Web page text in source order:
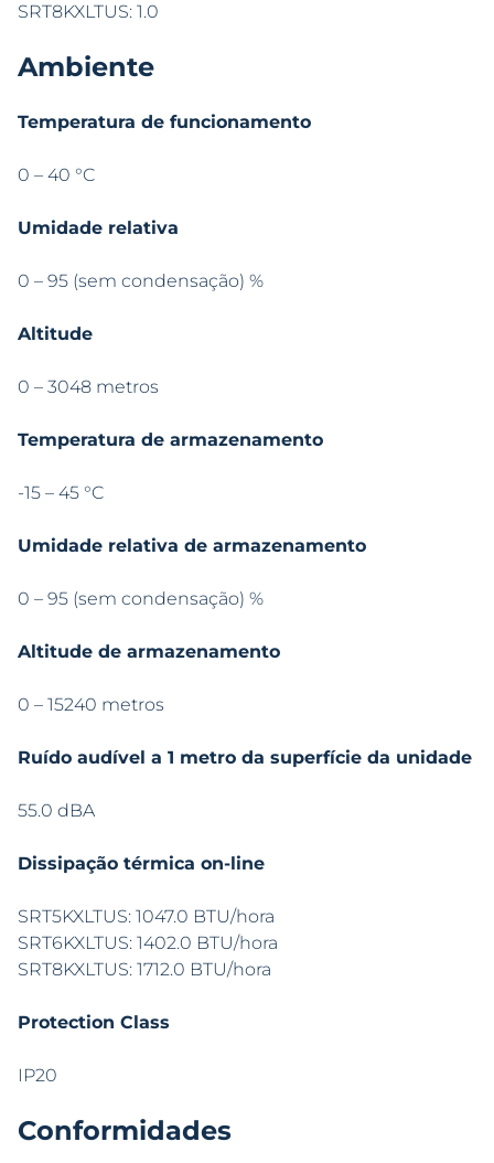
SRT8KXLTUS: 1.0
Ambiente
Temperatura de funcionamento
0 – 40 °C
Umidade relativa
0 – 95 (sem condensação) %
Altitude
0 – 3048 metros
Temperatura de armazenamento
-15 – 45 °C
Umidade relativa de armazenamento
0 – 95 (sem condensação) %
Altitude de armazenamento
0 – 15240 metros
Ruído audível a 1 metro da superfície da unidade
55.0 dBA
Dissipação térmica on-line
SRT5KXLTUS: 1047.0 BTU/hora
SRT6KXLTUS: 1402.0 BTU/hora
SRT8KXLTUS: 1712.0 BTU/hora
Protection Class
IP20
Conformidades